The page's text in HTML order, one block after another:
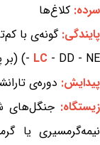
سرده: کلاغ‌ها
پایندگی:
- LC - DD - NE) (بر پایه‌ی سیاهه‌ی سرخ IUCN)
پیدایش: دوره‌ی تارانشین (۱۲۶۰۰۰ تا
زیستگاه: جنگل‌های
نیمه‌گرمسیری یا